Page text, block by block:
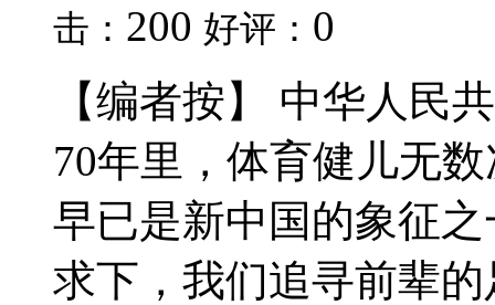
击： 200 好评： 0
【编者按】 中华人民
70年里，体育健儿无
早已是新中国的象征
求下，我们追寻前辈